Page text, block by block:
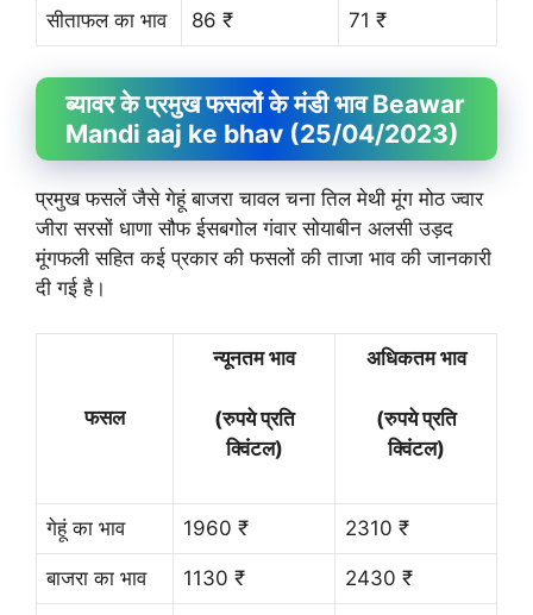
सीताफल का भाव 86 ₹ 71 ₹
ब्यावर के प्रमुख फसलों के मंडी भाव Beawar
Mandi aaj ke bhav (25/04/2023)
प्रमुख फसलें जैसे गेहूं बाजरा चावल चना तिल मेथी मूंग मोठ ज्वार
जीरा सरसों धाणा सौफ ईसबगोल गंवार सोयाबीन अलसी उड़द
मूंगफली सहित कई प्रकार की फसलों की ताजा भाव की जानकारी
दी गई है।
फसल
न्यूनतम भाव
(रुपये प्रति
क्विंटल)
अधिकतम भाव
(रुपये प्रति
क्विंटल)
गेहूं का भाव 1960 ₹ 2310 ₹
बाजरा का भाव 1130 ₹ 2430 ₹